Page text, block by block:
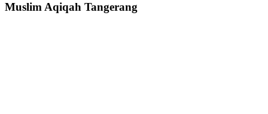
Muslim Aqiqah Tangerang